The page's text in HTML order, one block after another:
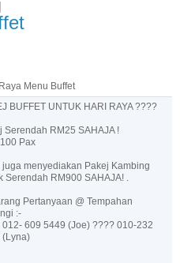
Menu Buffet
BUFFET UNTUK HARI RAYA ????
Serendah RM25 SAHAJA !
Pax
juga menyediakan Pakej Kambing
Serendah RM900 SAHAJA! .
Pertanyaan @ Tempahan
:-
012- 609 5449 (Joe) ???? 010-232
(Lyna)